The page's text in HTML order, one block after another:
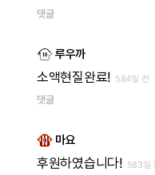
댓글
루우까
소액현질완료! 584일 전
댓글
마요
후원하였습니다! 583일